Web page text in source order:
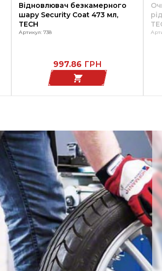
Відновлювач безкамерного
шару Security Coat 473 мл,
TECH
Артикул: 738
997.86 ГРН